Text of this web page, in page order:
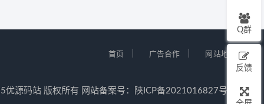
首页 广告合作 网站地图
源码站 版权所有 网站备案号： 陕ICP备2021016827号-5
Q群
反馈